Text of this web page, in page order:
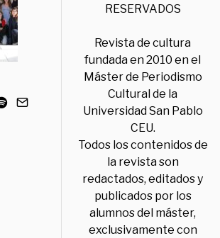
RESERVADOS
Revista de cultura
fundada en 2010 en el
Máster de Periodismo
Cultural de la
Universidad San Pablo
CEU.
Todos los contenidos de
la revista son
redactados, editados y
publicados por los
alumnos del máster,
exclusivamente con